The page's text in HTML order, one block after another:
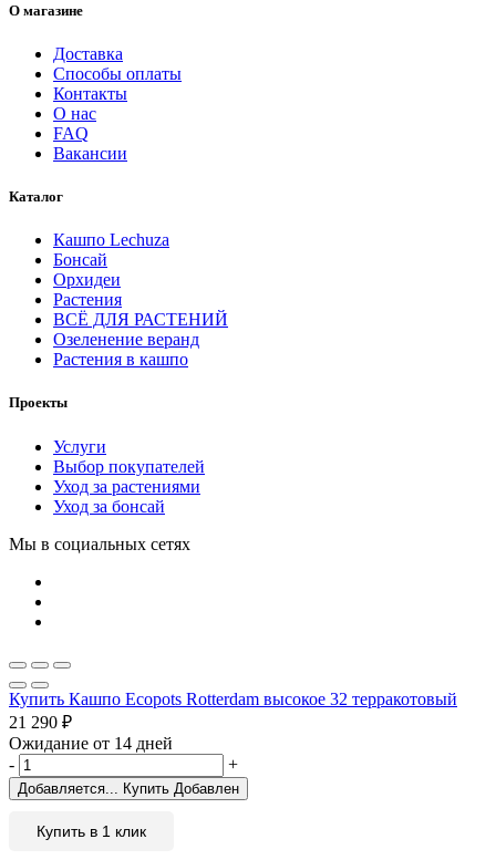
О магазине
Доставка
Способы оплаты
Контакты
О нас
FAQ
Вакансии
Каталог
Кашпо Lechuza
Бонсай
Орхидеи
Растения
ВСЁ ДЛЯ РАСТЕНИЙ
Озеленение веранд
Растения в кашпо
Проекты
Услуги
Выбор покупателей
Уход за растениями
Уход за бонсай
Мы в социальных сетях
Купить Кашпо Ecopots Rotterdam высокое 32 терракотовый
21 290 ₽
Ожидание от 14 дней
-
+
Добавляется... Купить Добавлен
Купить в 1 клик